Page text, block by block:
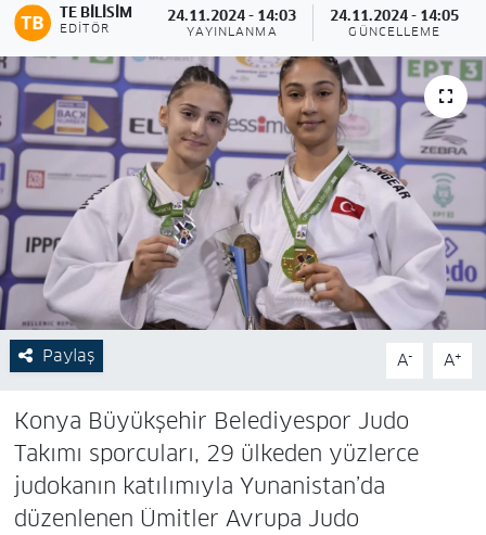
TE BILISIM
EDITÖR
24.11.2024 - 14:03
YAYINLANMA
24.11.2024 - 14:05
GÜNCELLEME
Paylaş A- A+
Konya Büyükşehir Belediyespor Judo
Takımı sporcuları, 29 ülkeden yüzlerce
judokanın katılımıyla Yunanistan’da
düzenlenen Ümitler Avrupa Judo